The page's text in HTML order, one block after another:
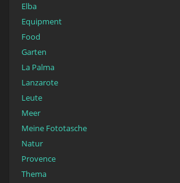
Elba
Equipment
Food
Garten
La Palma
Lanzarote
Leute
Meer
Meine Fototasche
Natur
Provence
Thema